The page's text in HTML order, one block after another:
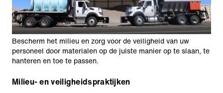
Bescherm het milieu en zorg voor de veiligheid van uw
personeel door materialen op de juiste manier op te slaan, te
hanteren en toe te passen.
Milieu- en veiligheidspraktijken